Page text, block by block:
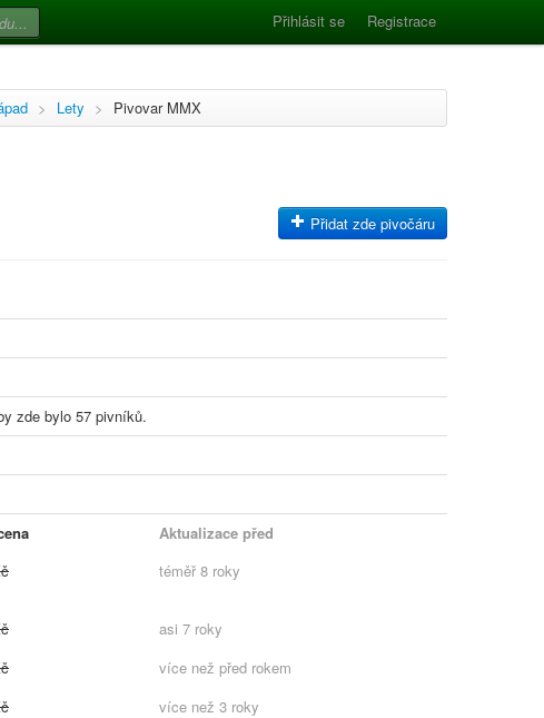
Přihlásit se Registrace
> Lety > Pivovar MMX
Přidat zde pivočáru
zde bylo 57 pivníků.
Aktualizace před
téměř 8 roky
asi 7 roky
více než před rokem
více než 3 roky